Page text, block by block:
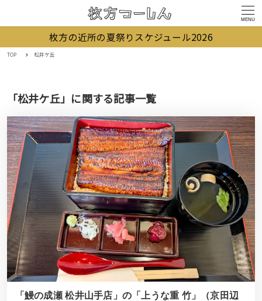
MENU
枚方の近所の夏祭りスケジュール2026
TOP 松井ケ丘
「松井ケ丘」に関する記事一覧
「鰻の成瀬 松井山手店」の「上うな重 竹」（京田辺